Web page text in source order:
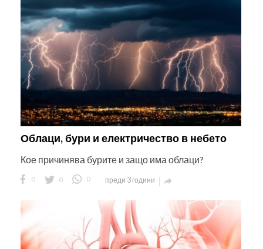
Облаци, бури и електричество в небето
Кое причинява бурите и защо има облаци?
0 0 0 преди 3 години 